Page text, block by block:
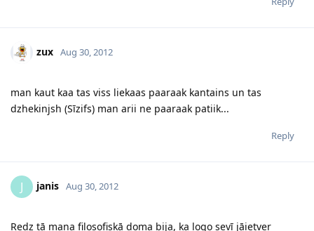
zux Aug 30, 2012
man kaut kaa tas viss liekaas paaraak kantains un tas
dzhekinjsh (Sīzifs) man arii ne paaraak patiik...
Reply
J janis Aug 30, 2012
Redz tā mana filosofiskā doma bija, ka logo sevī jāietver